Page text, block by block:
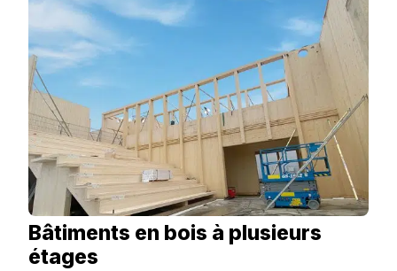
French
Estonian
Finnish
Danish
Bâtiments en bois à plusieurs
étages